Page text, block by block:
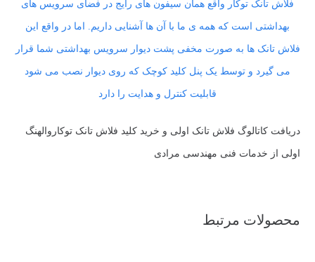
فلاش تانک توکار واقع همان سیفون های رایج در فضای سرویس های
بهداشتی است که همه ی ما با آن ها آشنایی داریم. اما در واقع این
فلاش تانک ها به صورت مخفی پشت دیوار سرویس بهداشتی شما قرار
می گیرد و توسط یک پنل کلید کوچک که روی دیوار نصب می شود
قابلیت کنترل و هدایت را دارد
دریافت کاتالوگ فلاش تانک اولی و خرید کلید فلاش تانک توکاروالهنگ
اولی از خدمات فنی مهندسی مرادی
محصولات مرتبط